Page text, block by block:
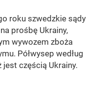
roku szwedzkie sądy
prośbę Ukrainy,
wywozem zboża
Półwysep według
częścią Ukrainy.